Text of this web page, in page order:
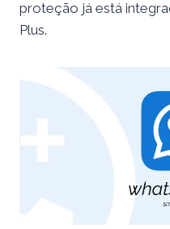
proteção já está
Plus.